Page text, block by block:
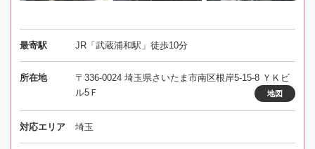
最寄駅 JR「武蔵浦和駅」徒歩10分
所在地
〒336-0024 埼玉県さいたま市南区根岸5-15-8 ＹＫビ
ル5Ｆ
地図
対応エリア 埼玉